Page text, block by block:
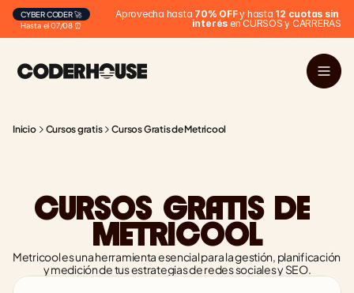
Hasta el 07/08 ⏰
CYBER CODER 🚀 Aprovecha hasta 70% OFF y hasta 12 cuotas sin
interés en CURSOS y CARRERAS
Inicio Cursos gratis Cursos Gratis de Metricool
CURSOS GRATIS DE
METRICOOL
Metricool es una herramienta esencial para la gestión, planificación
y medición de tus estrategias de redes sociales y SEO.